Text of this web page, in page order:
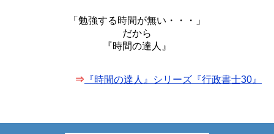
「勉強する時間が無い・・・」
だから
『時間の達人』
⇒ 『時間の達人』シリーズ『行政書士30』